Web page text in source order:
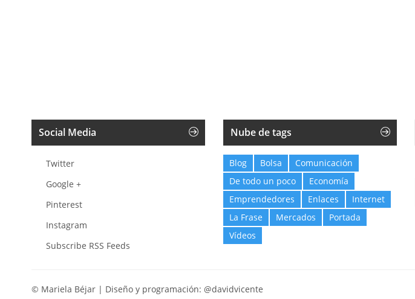
Social Media
Twitter
Google +
Pinterest
Instagram
Subscribe RSS Feeds
Nube de tags
Blog Bolsa
Comunicación
De todo un poco
Economía
Emprendedores
Enlaces
Internet
La Frase
Mercados
Portada
Vídeos
© Mariela Béjar | Diseño y programación: @davidvicente